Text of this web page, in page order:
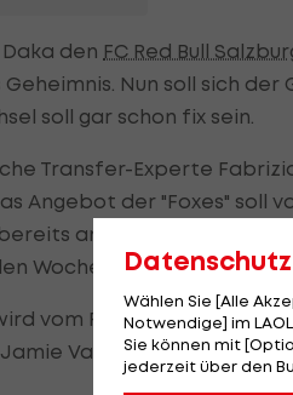
den FC Red Bull
Nun soll sich
soll gar schon fix sein.
Transfer-Experte
Angebot der "Foxes" soll
angenommen
Woche erfolgen.
vom Fünften der
Vardy gesehen.
Datenschutz
Wählen Sie [Alle
Notwendige] im
Sie können mit
jederzeit über den